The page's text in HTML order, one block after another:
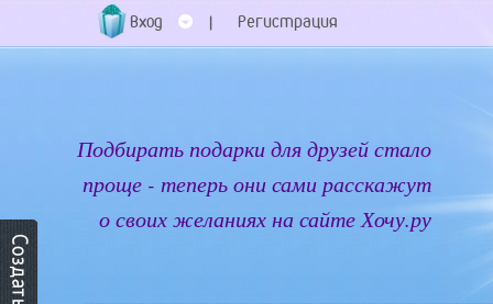
Вход | Регистрация
Подбирать подарки для друзей стало
проще - теперь они сами расскажут
о своих желаниях на сайте Хочу.ру